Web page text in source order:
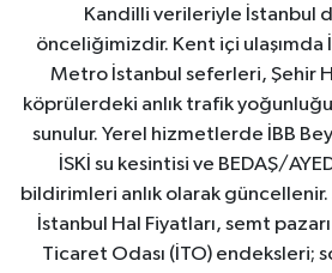
Kandilli verileriyle İstanbul
önceliğimizdir. Kent içi ulaşımda
Metro İstanbul seferleri, Şehir
köprülerdeki anlık trafik
sunulur. Yerel hizmetlerde İBB
İSKİ su kesintisi ve BEDAŞ/
bildirimleri anlık olarak
İstanbul Hal Fiyatları, semt
Ticaret Odası (İTO) endeksleri;